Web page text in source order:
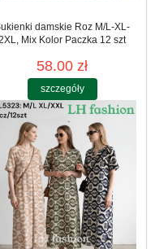
damskie Roz M/L-XL-
Mix Kolor Paczka 12 szt
58.00 zł
szczegóły